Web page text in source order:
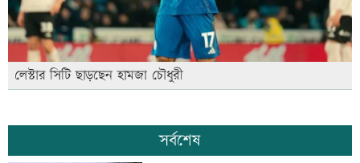
লেস্টার সিটি ছাড়ছেন হামজা চৌধুরী
সর্বশেষ